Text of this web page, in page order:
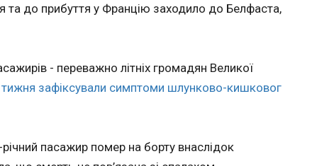
сайті
Литва викликала тимчасового повіреного
та до прибуття у Францію заходило до Белфаста,
- переважно літніх громадян Великої
тижня зафіксували симптоми шлунково-кишковог
пасажир помер на борту внаслідок